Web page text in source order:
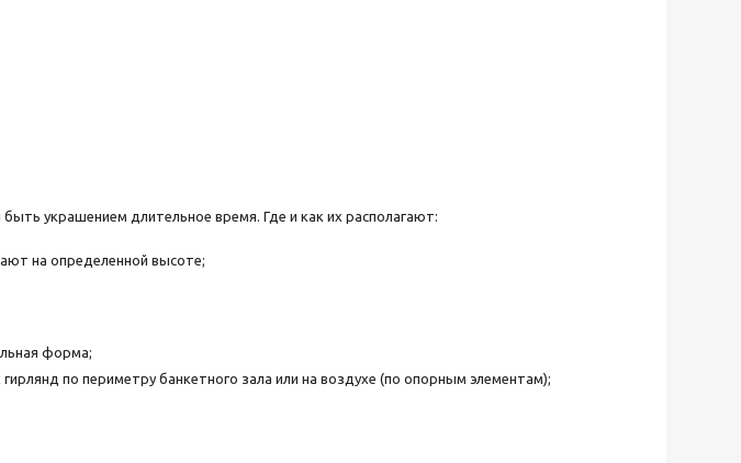
украшением длительное время. Где и как их располагают:
на определенной высоте;
форма;
по периметру банкетного зала или на воздухе (по опорным элементам);